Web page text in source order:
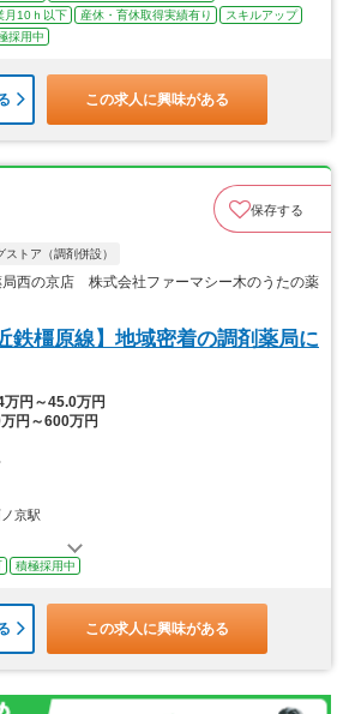
月10ｈ以下 産休・育休取得実績有り
スキルアップ
採用中
この求人に興味がある
保存する
ストア（調剤併設）
西の京店 株式会社ファーマシー木のうたの薬
鉄橿原線】地域密着の調剤薬局に
万円～45.0万円
万円～600万円
京駅
積極採用中
この求人に興味がある